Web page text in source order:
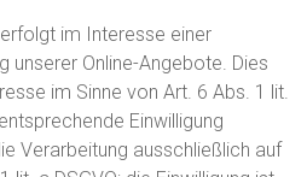
im Interesse einer
unserer Online-Angebote. Dies
im Sinne von Art. 6 Abs. 1 lit.
Einwilligung
Verarbeitung ausschließlich auf